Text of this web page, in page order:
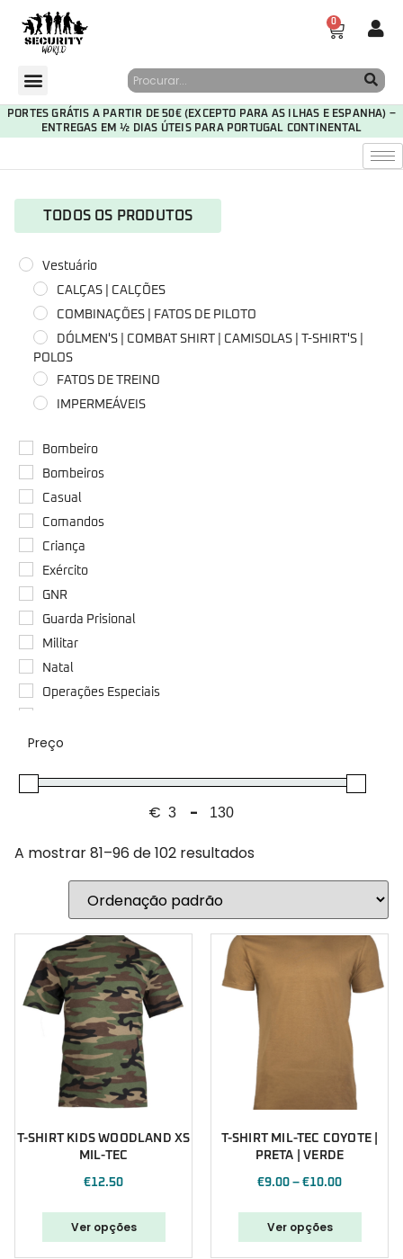
0
PORTES GRÁTIS A PARTIR DE 50€ (EXCEPTO PARA AS ILHAS E ESPANHA) –
ENTREGAS EM ½ DIAS ÚTEIS PARA PORTUGAL CONTINENTAL
TODOS OS PRODUTOS
Vestuário
CALÇAS | CALÇÕES
COMBINAÇÕES | FATOS DE PILOTO
DÓLMEN'S | COMBAT SHIRT | CAMISOLAS | T-SHIRT'S |
POLOS
FATOS DE TREINO
IMPERMEÁVEIS
Bombeiro
Bombeiros
Casual
Comandos
Criança
Exército
GNR
Guarda Prisional
Militar
Natal
Operações Especiais
Paraquedista
Polícia
Preço
€ Minimum Price
-Maximum Price
A mostrar 81–96 de 102 resultados
T-SHIRT KIDS WOODLAND XS
MIL-TEC
€12.50
Ver opções
T-SHIRT MIL-TEC COYOTE |
PRETA | VERDE
€9.00 – €10.00
Ver opções